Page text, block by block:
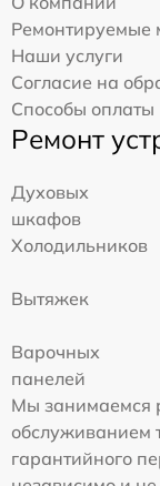
Ремонтируемые
Наши услуги
Согласие на
Способы оплаты
Ремонт
Духовых
шкафов
Холодильников
Вытяжек
Варочных
панелей
Мы занимаемся
обслуживанием
гарантийного